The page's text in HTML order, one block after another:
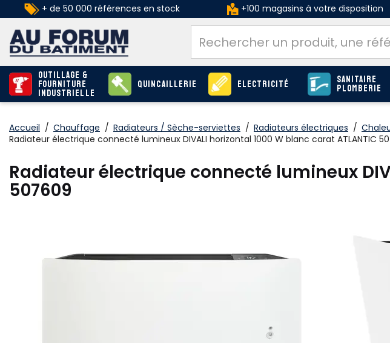
+ de 50 000 références en stock +100 magasins à votre disposition
Outillage &
Fourniture
industrielle
Quincaillerie Electricité Sanitaire
Plomberie
Accueil / Chauffage / Radiateurs / Sèche-serviettes / Radiateurs électriques /
Radiateur électrique connecté lumineux DIVALI horizontal 1000 W blanc carat ATLANTIC
Radiateur électrique connecté lumineux
507609